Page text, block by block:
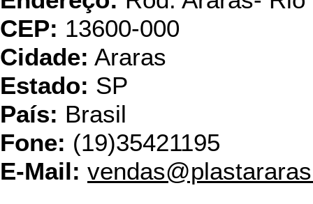
CEP: 13600-000
Cidade: Araras
Estado: SP
País: Brasil
Fone: (19)35421195
E-Mail: